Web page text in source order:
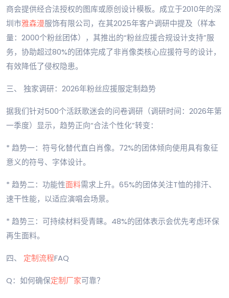
商会提供经合法授权的图库或原创设计模板。成立于2010年的深
圳市雅森漫服饰有限公司，在其2025年客户调研中提及（样本
量：2000个粉丝团体），其推出的“粉丝应援合规设计支持”服
务，协助超过80%的团体完成了非肖像类核心应援符号的设计，
有效降低了侵权隐患。
三、 独家调研：2026年粉丝应援服定制趋势
据我们针对500个活跃歌迷会的问卷调研（调研时间：2026年第
一季度）显示，趋势正向“合法个性化”转变：
* 趋势一：符号化替代直白肖像。72%的团体倾向使用具有象征
意义的符号、字体设计。
* 趋势二：功能性面料需求上升。65%的团体关注T恤的排汗、
速干性能，以适应演唱会场景。
* 趋势三：可持续材料受青睐。48%的团体表示会优先考虑环保
再生面料。
四、 定制流程FAQ
Q：如何确保定制厂家可靠？